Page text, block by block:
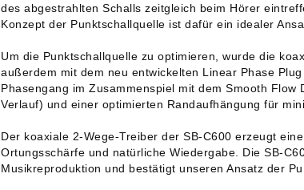
des abgestrahlten Schalls zeitgleich beim Hörer
Konzept der Punktschallquelle ist dafür ein idealer
Um die Punktschallquelle zu optimieren, wurde die
außerdem mit dem neu entwickelten Linear Phase
Phasengang im Zusammenspiel mit dem Smooth Flow
Verlauf) und einer optimierten Randaufhängung für
Der koaxiale 2-Wege-Treiber der SB-C600 erzeugt
Ortungsschärfe und natürliche Wiedergabe. Die SB-
Musikreproduktion und bestätigt unseren Ansatz der